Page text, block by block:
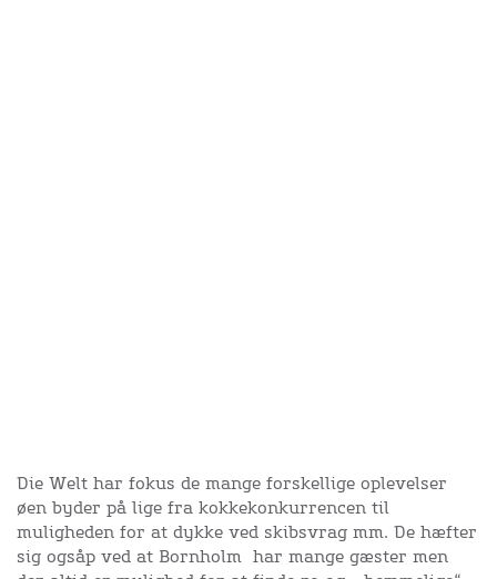
Die Welt har fokus de mange forskellige oplevelser
øen byder på lige fra kokkekonkurrencen til
muligheden for at dykke ved skibsvrag mm. De hæfter
sig ogsåp ved at Bornholm har mange gæster men